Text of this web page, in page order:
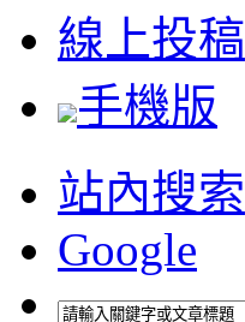
線上投稿
手機版
站內搜索
Google